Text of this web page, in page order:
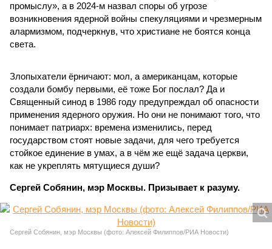
промыслу», а в 2024-м назвал споры об угрозе
возникновения ядерной войны спекуляциями и чрезмерным
алармизмом, подчеркнув, что христиане не боятся конца
света.
Злопыхатели ёрничают: мол, а американцам, которые
создали бомбу первыми, её тоже Бог послал? Да и
Священный синод в 1986 году предупреждал об опасности
применения ядерного оружия. Но они не понимают того, что
понимает патриарх: времена изменились, перед
государством стоят новые задачи, для чего требуется
стойкое единение в умах, а в чём же ещё задача церкви,
как не укреплять мятущиеся души?
Сергей Собянин, мэр Москвы. Призывает к разуму.
Сергей Собянин, мэр Москвы (фото: Алексей Филиппов/РИА Новости)